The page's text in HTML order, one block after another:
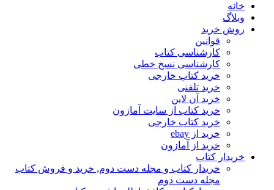
خانه
وبلاگ
روش خرید
قوانین
کارشناسی کتاب
کارشناسی نسخ خطی
خرید کتاب خارجی
خرید تلفنی
خرید آن لاین
خرید کتاب از سایت آمازون
خرید کتاب خارجی
خرید از ebay
خرید از آمازون
خریدار کتاب
خریدار کتاب و مجله دست دوم, خرید و فروش کتاب
مجله دست دوم